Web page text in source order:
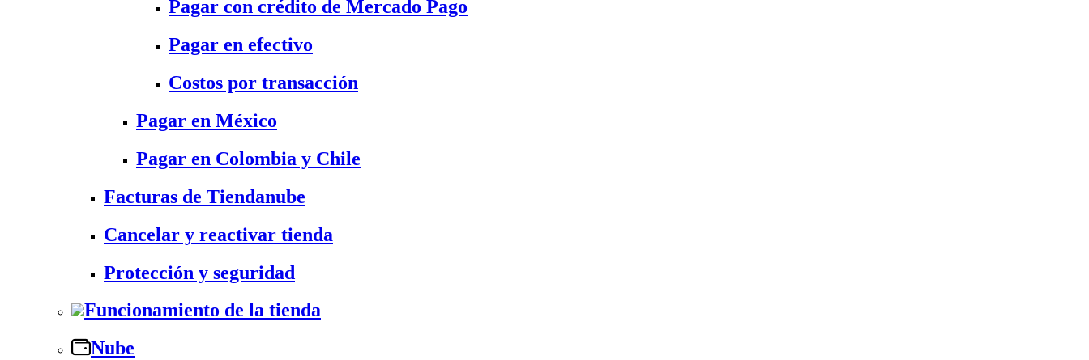
Pagar con crédito de Mercado Pago
Pagar en efectivo
Costos por transacción
Pagar en México
Pagar en Colombia y Chile
Facturas de Tiendanube
Cancelar y reactivar tienda
Protección y seguridad
Funcionamiento de la tienda
Nube